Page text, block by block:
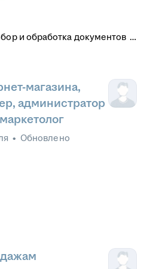
и обработка документов •
жалоб •
практики
•
документов
магазина,
администратор
• Обновлено